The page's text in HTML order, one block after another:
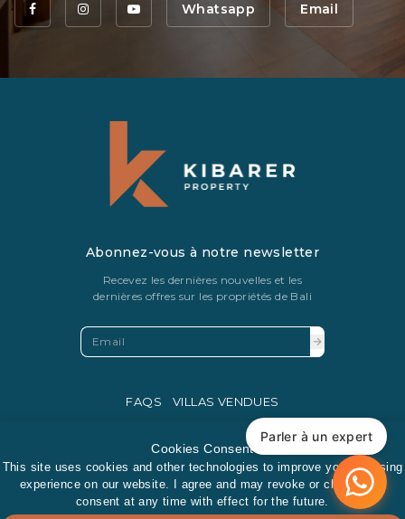
Whatsapp Email
Abonnez-vous à notre newsletter
Recevez les dernières nouvelles et les
dernières offres sur les propriétés de Bali
FAQS
VILLAS VENDUES
PRIVACY POLICY Parler à un expert
Cookies Consent
This site uses cookies and other technologies to improve your browsing
experience on our website. I agree and may revoke or change my
consent at any time with effect for the future.